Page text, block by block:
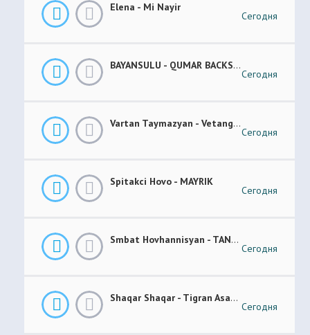
Elena - Mi Nayir
Сегодня
BAYANSULU - QUMAR BACKSTAGE
Сегодня
Vartan Taymazyan - Vetang Es
Сегодня
Spitakci Hovo - MAYRIK
Сегодня
Smbat Hovhannisyan - TANEM-TANEM
Сегодня
Shaqar Shaqar - Tigran Asatryan & Vache Amaryan
Сегодня